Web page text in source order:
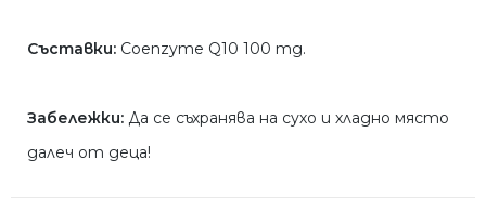
Съставки: Coenzyme Q10 100 mg.
Забележки: Да се съхранява на сухо и хладно място
далеч от деца!